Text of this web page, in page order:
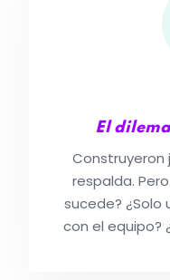
El
Construyeron
respalda.
sucede? ¿Solo
con el equipo?